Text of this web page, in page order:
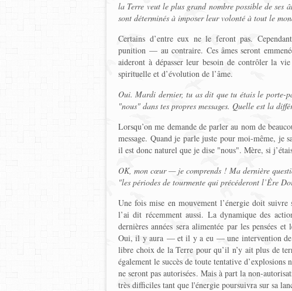
la Terre veut le plus grand nombre possible de ses
sont déterminés à imposer leur volonté à tout le
Certains d’entre eux ne le feront pas.
punition — au contraire. Ces âmes seront
aideront à dépasser leur besoin de contrôler la
spirituelle et d’évolution de l’âme.
Oui. Mardi dernier, tu as dit que tu étais le porte-
"nous" dans tes propres messages. Quelle est la
Lorsqu’on me demande de parler au nom de
message. Quand je parle juste pour moi-même, je
il est donc naturel que je dise "nous". Mère, si
OK, mon cœur — je comprends ! Ma dernière
"les périodes de tourmente qui précéderont l’Ère
Une fois mise en mouvement l’énergie doit suivre
l’ai dit récemment aussi. La dynamique des
dernières années sera alimentée par les pensées
Oui, il y aura — et il y a eu — une intervention de
libre choix de la Terre pour qu’il n’y ait plus de
également le succès de toute tentative d’explosions
ne seront pas autorisées. Mais à part la non-
très difficiles tant que l'énergie poursuivra sur sa